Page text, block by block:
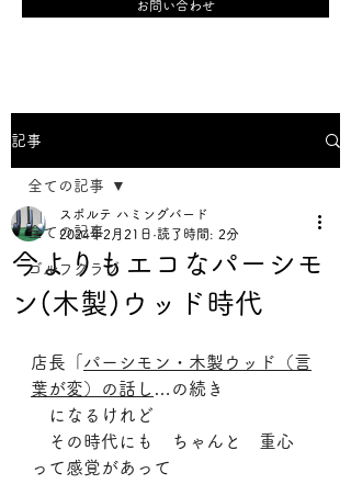
お問い合わせ
記事
全ての記事
ゴルフクラブ
全ての記事
今よりもエコなパーシモ
ン(木製)ウッド時代
スポルテ ハミングバード
2024年2月21日 読了時間: 2分
店長「 パーシモン・木製ウッド（言
葉が変）の話し
…の続き
になるけれど
その時代にも　ちゃんと　重心
って感覚があって